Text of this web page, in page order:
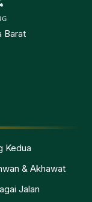
Barat
Kedua
& Akhawat
Jalan